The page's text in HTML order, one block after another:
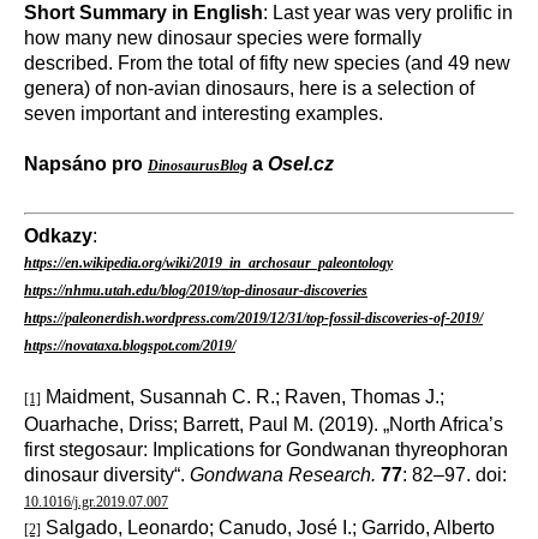
Short Summary in English: Last year was very prolific in
how many new dinosaur species were formally
described. From the total of fifty new species (and 49 new
genera) of non-avian dinosaurs, here is a selection of
seven important and interesting examples.
Napsáno pro DinosaurusBlog a Osel.cz
Odkazy:
https://en.wikipedia.org/wiki/2019_in_archosaur_paleontology
https://nhmu.utah.edu/blog/2019/top-dinosaur-discoveries
https://paleonerdish.wordpress.com/2019/12/31/top-fossil-discoveries-of-2019/
https://novataxa.blogspot.com/2019/
[1] Maidment, Susannah C. R.; Raven, Thomas J.;
Ouarhache, Driss; Barrett, Paul M. (2019). „North Africa’s
first stegosaur: Implications for Gondwanan thyreophoran
dinosaur diversity“. Gondwana Research. 77: 82–97. doi:
10.1016/j.gr.2019.07.007
[2] Salgado, Leonardo; Canudo, José I.; Garrido, Alberto